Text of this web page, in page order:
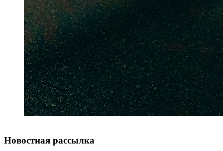
Новостная рассылка